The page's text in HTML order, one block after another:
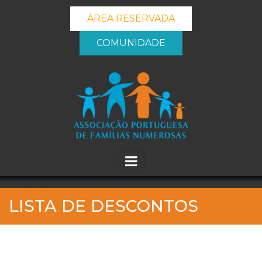
ÁREA RESERVADA
COMUNIDADE
_banner_me_
LISTA DE DESCONTOS